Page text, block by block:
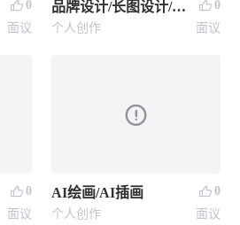
0
面议
品牌设计/长图设计/详情设计
0
个人创作
面议
0
面议
AI绘画/AI插画
0
个人创作
面议